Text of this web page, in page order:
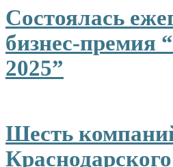
Состоялась
бизнес-
2025”
Шесть